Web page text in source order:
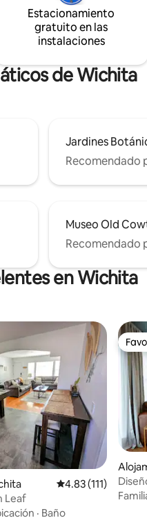
Estacionamiento
gratuito en las
instalaciones
de Wichita
Jardines
Recomendado
Museo Old
Recomendado
en Wichita
55 reseñasCalificación
4.83 (111)
Leaf
· Baño